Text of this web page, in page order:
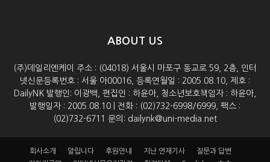
ABOUT US
(주)데일리엔케이 주소 : (04018) 서울시 마포구 동교로 59, 2층, 인터
넷신문등록번호 : 서울 아00016, 등록연월일 : 2005.08.10, 제호 :
DailyNK 발행인: 이광백, 편집인 : 하윤아, 청소년보호책임자 : 하윤아,
발행일자 : 2005.08.10 | 전화 : (02)732-6998/6999, 팩스 :
(02)732-6711 문의: dailynk@uni-media.net
회사소개 알립니다 후원안내 지난 연재기사
질문과 답변